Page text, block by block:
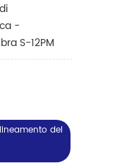
-
S-12PM
del